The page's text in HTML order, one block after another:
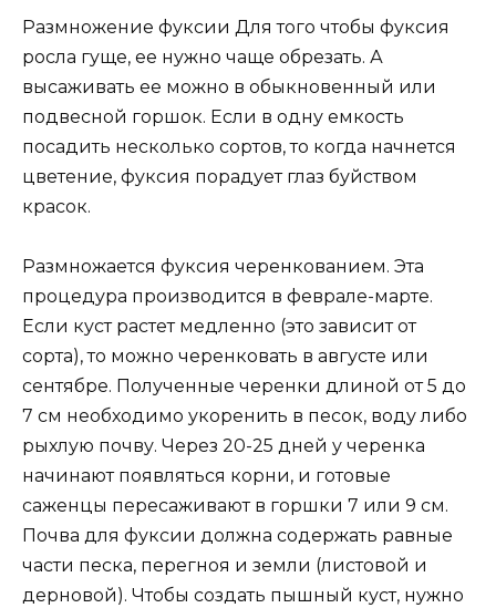
Размножение фуксии Для того чтобы фуксия
росла гуще, ее нужно чаще обрезать. А
высаживать ее можно в обыкновенный или
подвесной горшок. Если в одну емкость
посадить несколько сортов, то когда начнется
цветение, фуксия порадует глаз буйством
красок.
Размножается фуксия черенкованием. Эта
процедура производится в феврале-марте.
Если куст растет медленно (это зависит от
сорта), то можно черенковать в августе или
сентябре. Полученные черенки длиной от 5 до
7 см необходимо укоренить в песок, воду либо
рыхлую почву. Через 20-25 дней у черенка
начинают появляться корни, и готовые
саженцы пересаживают в горшки 7 или 9 см.
Почва для фуксии должна содержать равные
части песка, перегноя и земли (листовой и
дерновой). Чтобы создать пышный куст, нужно